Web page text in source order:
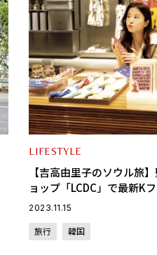
LIFESTYLE
【吉高由里子のソウル旅
ョップ「LCDC」で最新K
ェック！〈Shopping編〉
2023.11.15
旅行 韓国